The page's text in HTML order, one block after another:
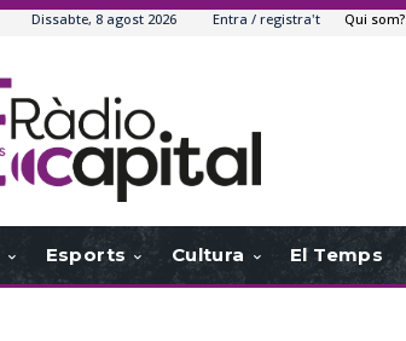
Dissabte, 8 agost 2026 Entra / registra't Qui som?
Esports Cultura El Temps